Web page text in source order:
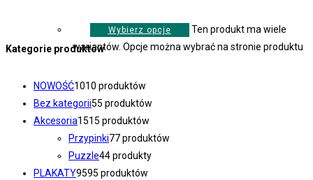
Wybierz opcje
Ten produkt ma wiele
wariantów. Opcje można wybrać na stronie produktu
Kategorie produktów
NOWOŚĆ1010 produktów
Bez kategorii55 produktów
Akcesoria1515 produktów
Przypinki77 produktów
Puzzle44 produkty
PLAKATY9595 produktów